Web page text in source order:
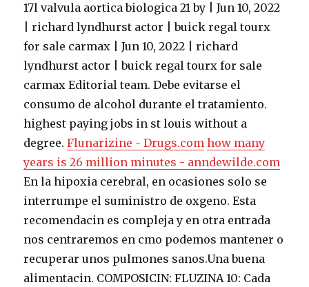
17l valvula aortica biologica 21 by | Jun 10, 2022
| richard lyndhurst actor | buick regal tourx
for sale carmax | Jun 10, 2022 | richard
lyndhurst actor | buick regal tourx for sale
carmax Editorial team. Debe evitarse el
consumo de alcohol durante el tratamiento.
highest paying jobs in st louis without a
degree.Flunarizine - Drugs.com how many
years is 26 million minutes - anndewilde.com
En la hipoxia cerebral, en ocasiones solo se
interrumpe el suministro de oxgeno. Esta
recomendacin es compleja y en otra entrada
nos centraremos en cmo podemos mantener o
recuperar unos pulmones sanos.Una buena
alimentacin. COMPOSICIN: FLUZINA 10: Cada